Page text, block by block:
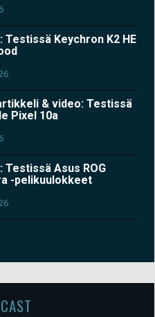
Testissä Keychron K2 HE
& video: Testissä
Pixel 10a
Testissä Asus ROG
-pelikuulokkeet